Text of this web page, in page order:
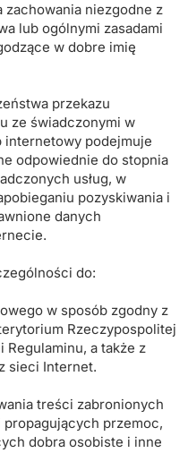
zachowania niezgodne z
lub ogólnymi zasadami
w dobre imię
przekazu
ze świadczonymi w
internetowy podejmuje
odpowiednie do stopnia
usług, w
pozyskiwania i
danych
do:
w sposób zgodny z
Rzeczypospolitej
Regulaminu, a także z
sieci Internet.
treści zabronionych
przemoc,
dobra osobiste i inne